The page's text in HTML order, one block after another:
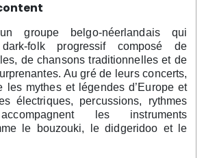
groupe belgo-néerlandais qui
folk progressif composé de
de chansons traditionnelles et de
Au gré de leurs concerts,
les mythes et légendes d’Europe et
électriques, percussions, rythmes
les instruments
le bouzouki, le didgeridoo et le